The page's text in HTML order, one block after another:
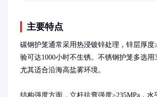
主要特点
碳钢护笼通常采用热浸镀锌处理，锌层厚度
验可达1000小时不生锈。不锈钢护笼多选用
尤其适合沿海高盐雾环境。
结构强度方面，立杆抗弯强度≥235MPa，水